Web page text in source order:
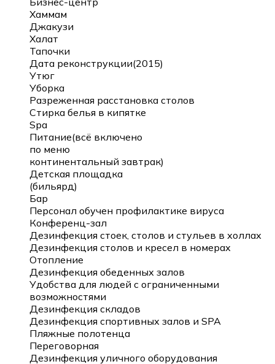
Хаммам
Джакузи
Халат
Тапочки
Дата реконструкции(2015)
Утюг
Уборка
Разреженная расстановка столов
Стирка белья в кипятке
Spa
Питание(всё включено
по меню
континентальный завтрак)
Детская площадка
(бильярд)
Бар
Персонал обучен профилактике вируса
Конференц-зал
Дезинфекция стоек, столов и стульев в холлах
Дезинфекция столов и кресел в номерах
Отопление
Дезинфекция обеденных залов
Удобства для людей с ограниченными
возможностями
Дезинфекция складов
Дезинфекция спортивных залов и SPA
Пляжные полотенца
Переговорная
Дезинфекция уличного оборудования